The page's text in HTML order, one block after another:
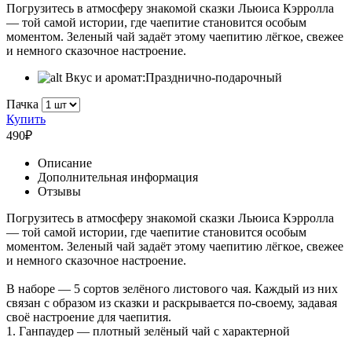
Погрузитесь в атмосферу знакомой сказки Льюиса Кэрролла
— той самой истории, где чаепитие становится особым
моментом. Зеленый чай задаёт этому чаепитию лёгкое, свежее
и немного сказочное настроение.
Вкус и аромат:Празднично-подарочный
Пачка
Купить
490₽
Описание
Дополнительная информация
Отзывы
Погрузитесь в атмосферу знакомой сказки Льюиса Кэрролла
— той самой истории, где чаепитие становится особым
моментом. Зеленый чай задаёт этому чаепитию лёгкое, свежее
и немного сказочное настроение.
В наборе — 5 сортов зелёного листового чая. Каждый из них
связан с образом из сказки и раскрывается по-своему, задавая
своё настроение для чаепития.
1. Ганпаудер — плотный зелёный чай с характерной